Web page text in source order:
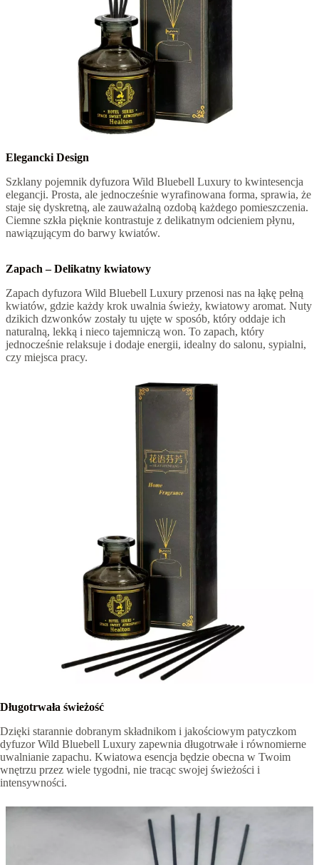
Elegancki Design
Szklany pojemnik dyfuzora Wild Bluebell Luxury to kwintesencja
elegancji. Prosta, ale jednocześnie wyrafinowana forma, sprawia, że
staje się dyskretną, ale zauważalną ozdobą każdego pomieszczenia.
Ciemne szkła pięknie kontrastuje z delikatnym odcieniem płynu,
nawiązującym do barwy kwiatów.
Zapach – Delikatny kwiatowy
Zapach dyfuzora Wild Bluebell Luxury przenosi nas na łąkę pełną
kwiatów, gdzie każdy krok uwalnia świeży, kwiatowy aromat. Nuty
dzikich dzwonków zostały tu ujęte w sposób, który oddaje ich
naturalną, lekką i nieco tajemniczą won. To zapach, który
jednocześnie relaksuje i dodaje energii, idealny do salonu, sypialni,
czy miejsca pracy.
Długotrwała świeżość
Dzięki starannie dobranym składnikom i jakościowym patyczkom
dyfuzor Wild Bluebell Luxury zapewnia długotrwałe i równomierne
uwalnianie zapachu. Kwiatowa esencja będzie obecna w Twoim
wnętrzu przez wiele tygodni, nie tracąc swojej świeżości i
intensywności.